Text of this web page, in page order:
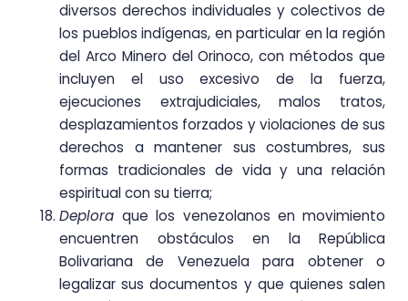
diversos derechos individuales y colectivos de
los pueblos indígenas, en particular en la región
del Arco Minero del Orinoco, con métodos que
incluyen el uso excesivo de la fuerza,
ejecuciones extrajudiciales, malos tratos,
desplazamientos forzados y violaciones de sus
derechos a mantener sus costumbres, sus
formas tradicionales de vida y una relación
espiritual con su tierra;
Deploraque los venezolanos en movimiento
encuentren obstáculos en la República
Bolivariana de Venezuela para obtener o
legalizar sus documentos y que quienes salen